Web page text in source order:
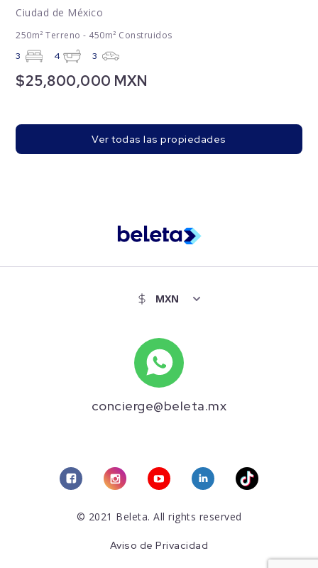
Ciudad de México
250m² Terreno - 450m² Construidos
3 4 3
$25,800,000 MXN
Ver todas las propiedades
concierge@beleta.mx
© 2021 Beleta. All rights reserved
Aviso de Privacidad